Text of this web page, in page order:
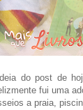
do post de
fui uma
a praia,